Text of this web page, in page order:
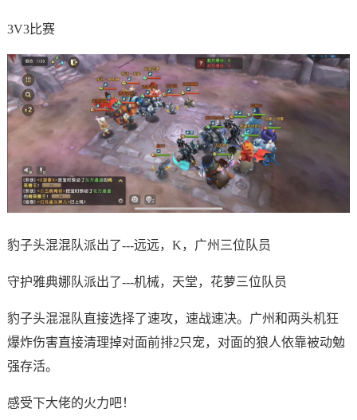
3V3比赛
豹子头混混队派出了---远远，K，广州三位队员
守护雅典娜队派出了---机械，天堂，花萝三位队员
豹子头混混队直接选择了速攻，速战速决。广州和两头机狂
爆炸伤害直接清理掉对面前排2只宠，对面的狼人依靠被动勉
强存活。
感受下大佬的火力吧！